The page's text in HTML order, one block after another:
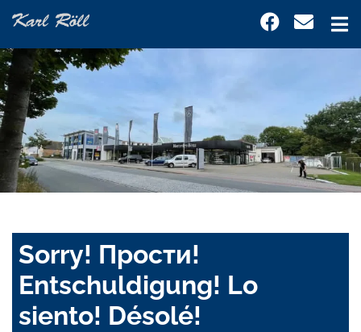
Sorry! Прости!
Entschuldigung! Lo
siento! Désolé!